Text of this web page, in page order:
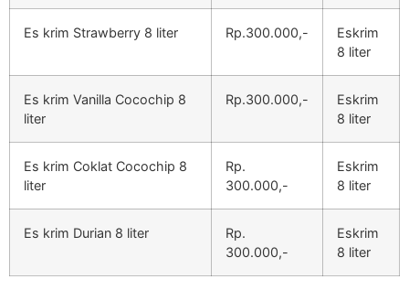
Es krim Strawberry 8 liter Rp.300.000,-
Eskrim
8 liter
Es krim Vanilla Cocochip 8
liter
Rp.300.000,-
Eskrim
8 liter
Es krim Coklat Cocochip 8
liter
Rp.
300.000,-
Eskrim
8 liter
Es krim Durian 8 liter
Rp.
300.000,-
Eskrim
8 liter